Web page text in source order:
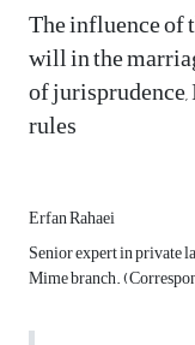
The influence
will in the
of
rules
Erfan Rahaei
Senior expert in private
Mime branch.